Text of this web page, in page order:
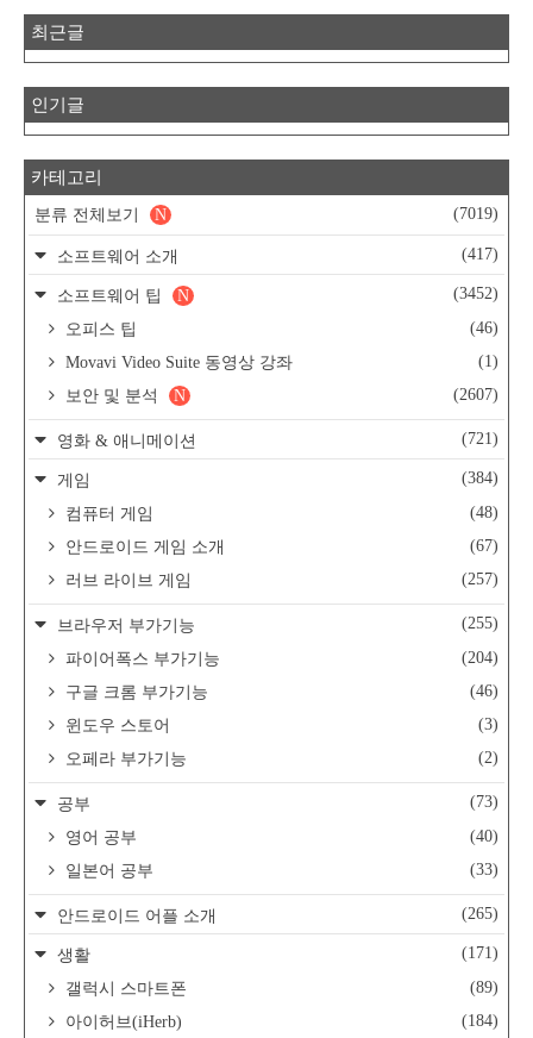
최근글
인기글
카테고리
분류 전체보기 (7019)
N
소프트웨어 소개 (417)
소프트웨어 팁 (3452)
N
오피스 팁
(46)
Movavi Video Suite 동영상 강좌
(1)
보안 및 분석
(2607)
N
영화 & 애니메이션 (721)
게임
(384)
컴퓨터 게임
(48)
안드로이드 게임 소개
(67)
러브 라이브 게임
(257)
브라우저 부가기능
(255)
파이어폭스 부가기능
(204)
구글 크롬 부가기능
(46)
윈도우 스토어
(3)
오페라 부가기능
(2)
공부
(73)
영어 공부
(40)
일본어 공부
(33)
안드로이드 어플 소개 (265)
생활
(171)
갤럭시 스마트폰
(89)
아이허브(iHerb)
(184)